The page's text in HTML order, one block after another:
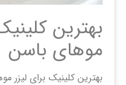
بهترین
موهای باسن
بهترین کلینیک برای لیزر